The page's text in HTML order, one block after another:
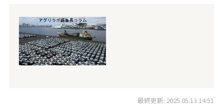
最終更新: 2025.05.13 14:51